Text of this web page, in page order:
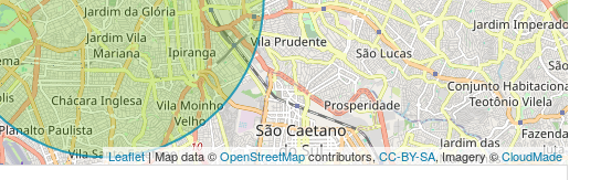
Leaflet| Map data ©OpenStreetMapcontributors,CC-BY-SA, Imagery ©CloudMade